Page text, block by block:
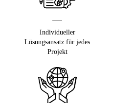
Individueller
Lösungsansatz für jedes
Projekt